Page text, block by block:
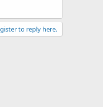
to reply here.